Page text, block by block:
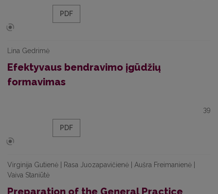
PDF
Lina Gedrimė
Efektyvaus bendravimo įgūdžių
formavimas
39
PDF
Virginija Gutienė | Rasa Juozapavičienė | Aušra Freimanienė |
Vaiva Staniūtė
Preparation of the General Practice